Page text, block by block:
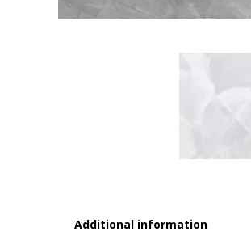
Additional information